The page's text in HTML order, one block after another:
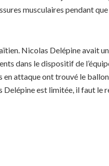
musculaires pendant
Nicolas Delépine avait
dans le dispositif de
en attaque ont trouvé le
Delépine est limitée, il faut le